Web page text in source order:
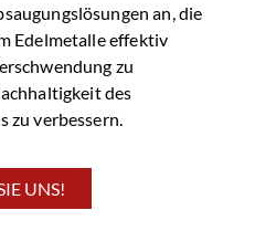
an, die
Edelmetalle effektiv
zu
des
zu verbessern.
UNS!